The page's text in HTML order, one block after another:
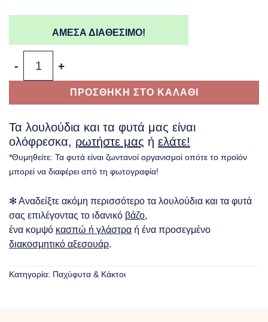
ΑΜΕΣΑ ΔΙΑΘΕΣΙΜΟ!
ΠΡΟΣΘΗΚΗ ΣΤΟ ΚΑΛΑΘΙ
Τα λουλούδια και τα φυτά μας είναι
ολόφρεσκα, ρωτήστε μας ή ελάτε!
*Θυμηθείτε: Τα φυτά είναι ζωντανοί οργανισμοί οπότε το προϊόν
μπορεί να διαφέρει από τη φωτογραφία!
✻ Αναδείξτε ακόμη περισσότερο τα λουλούδια και τα φυτά
σας επιλέγοντας το ιδανικό βάζο,
ένα κομψό κασπώ ή γλάστρα ή ένα προσεγμένο
διακοσμητικό αξεσουάρ.
Κατηγορία: Παχύφυτα & Κάκτοι